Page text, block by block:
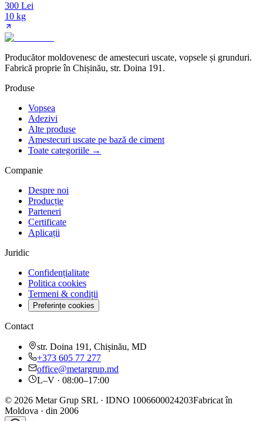
300 Lei
10 kg
Producător moldovenesc de amestecuri uscate, vopsele și grunduri.
Fabrică proprie în Chișinău, str. Doina 191.
Produse
Vopsea
Adezivi
Alte produse
Amestecuri uscate pe bază de ciment
Toate categoriile →
Companie
Despre noi
Producție
Parteneri
Certificate
Aplicații
Juridic
Confidențialitate
Politica cookies
Termeni & condiții
Preferințe cookies
Contact
str. Doina 191, Chișinău, MD
+373 605 77 277
office@metargrup.md
L–V · 08:00–17:00
© 2026 Metar Grup SRL · IDNO 1006600024203Fabricat în
Moldova · din 2006